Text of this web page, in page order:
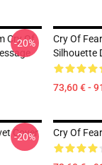
Cry Of
-20%
Cry Of
Silhouette
73,60 € -
Cover
-20% Cry Of